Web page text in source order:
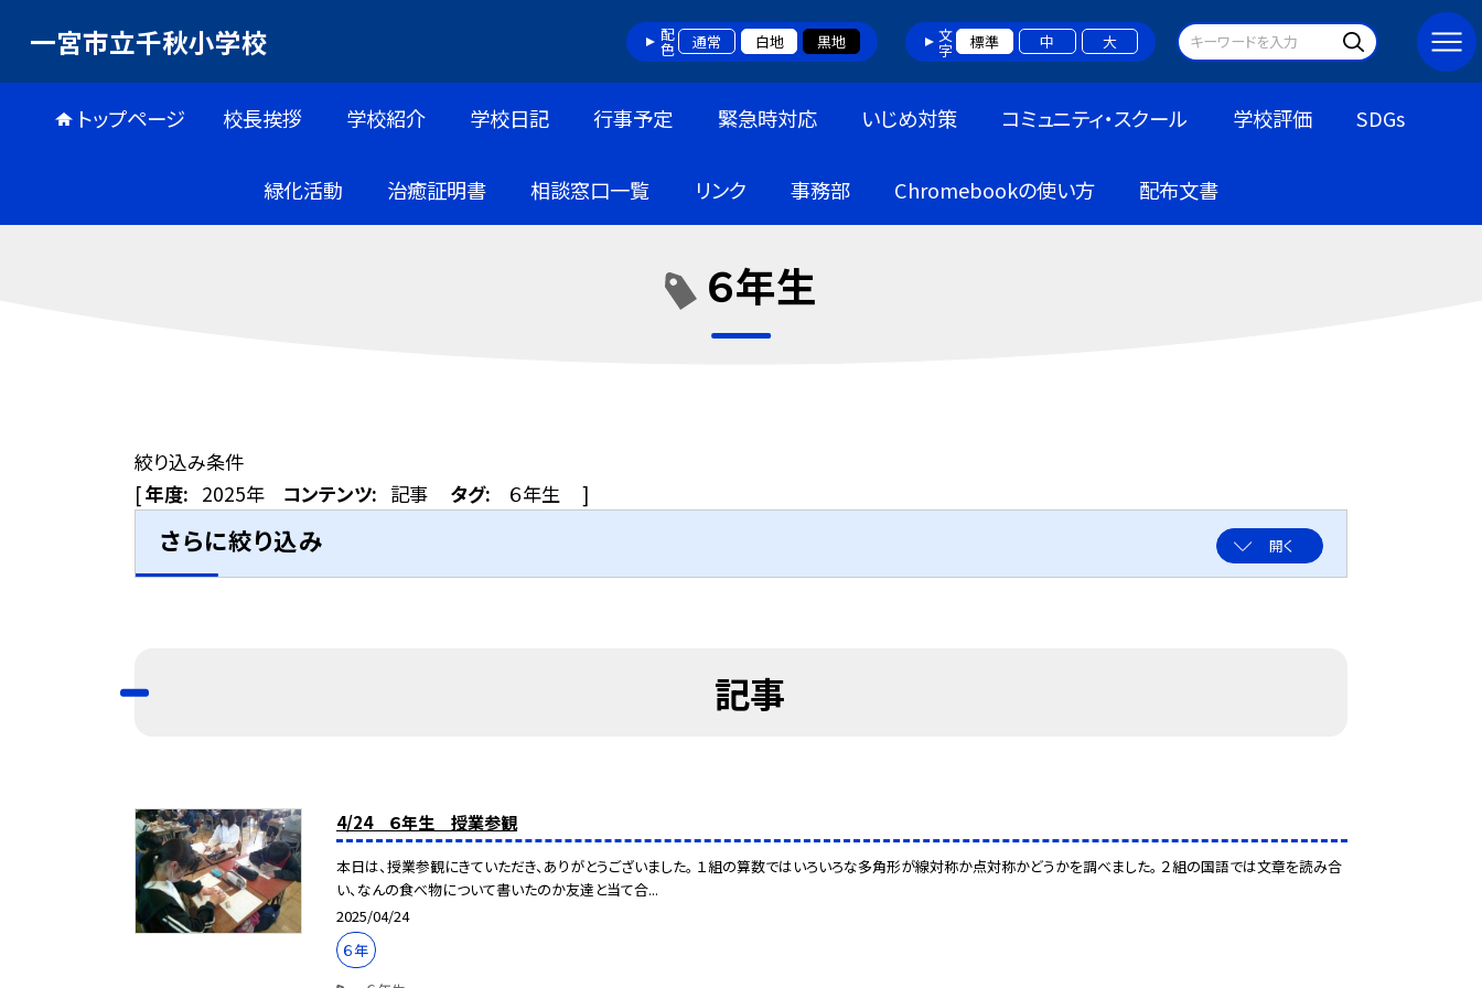
一宮市立千秋小学校 配色 通常 白地 黒地 文字 標準 中 大
トップページ 校長挨拶 学校紹介 学校日記 行事予定 緊急時対応 いじめ対策 コミュニティ・スクール 学校評価 SDGs
緑化活動 治癒証明書 相談窓口一覧 リンク 事務部 Chromebookの使い方 配布文書
６年生
絞り込み条件
[年度: 2025年 コンテンツ: 記事 タグ: ６年生 ]
さらに絞り込み 開く
記事
4/24 ６年生 授業参観
本日は、授業参観にきていただき、ありがとうございました。 １組の算数ではいろいろな多角形が線対称か点対称かどうかを調べました。 ２組の国語では文章を読み合
い、なんの食べ物について書いたのか友達と当て合...
2025/04/24
６年